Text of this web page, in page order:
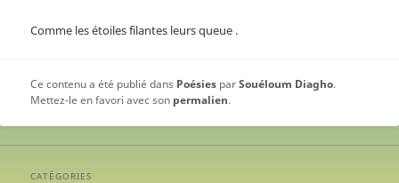
Comme les étoiles filantes leurs queue .
Ce contenu a été publié dans Poésies parSouéloum Diagho.
Mettez-le en favori avec son permalien.
CATÉGORIES